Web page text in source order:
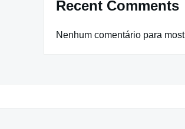
Recent Comments
Nenhum comentário para